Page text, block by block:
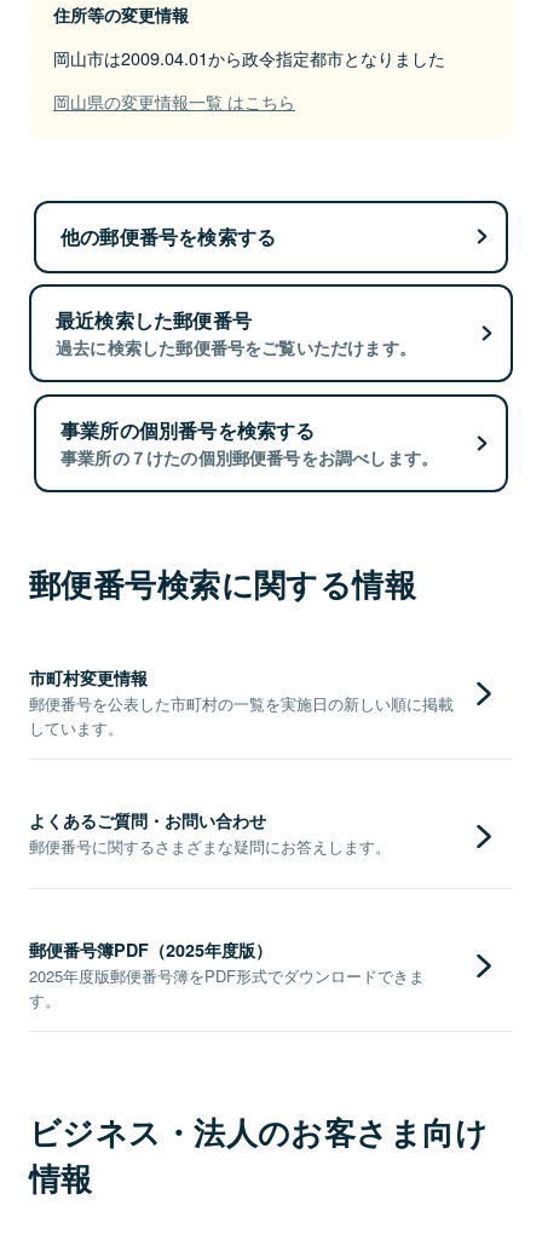
住所等の変更情報
岡山市は2009.04.01から政令指定都市となりました
岡山県の変更情報一覧 はこちら
他の郵便番号を検索する
最近検索した郵便番号
過去に検索した郵便番号をご覧いただけます。
事業所の個別番号を検索する
事業所の７けたの個別郵便番号をお調べします。
郵便番号検索に関する情報
市町村変更情報
郵便番号を公表した市町村の一覧を実施日の新しい順に掲載
しています。
よくあるご質問・お問い合わせ
郵便番号に関するさまざまな疑問にお答えします。
郵便番号簿PDF（2025年度版）
2025年度版郵便番号簿をPDF形式でダウンロードできま
す。
ビジネス・法人のお客さま向け
情報